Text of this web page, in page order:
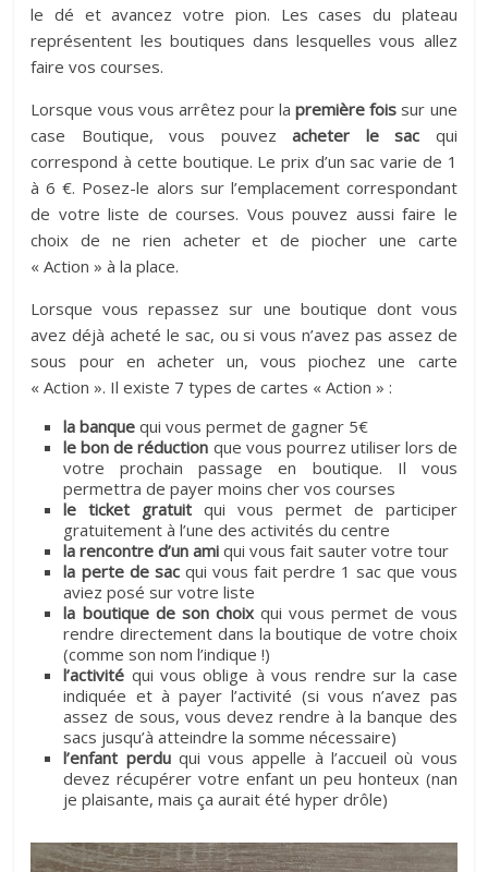
le dé et avancez votre pion. Les cases du plateau
représentent les boutiques dans lesquelles vous allez
faire vos courses.
Lorsque vous vous arrêtez pour la première fois sur une
case Boutique, vous pouvezacheter le sac qui
correspond à cette boutique. Le prix d’un sac varie de 1
à 6 €. Posez-le alors sur l’emplacement correspondant
de votre liste de courses. Vous pouvez aussi faire le
choix de ne rien acheter et de piocher une carte
« Action » à la place.
Lorsque vous repassez sur une boutique dont vous
avez déjà acheté le sac, ou si vous n’avez pas assez de
sous pour en acheter un, vous piochez une carte
« Action ». Il existe 7 types de cartes « Action » :
la banque qui vous permet de gagner 5€
le bon de réduction que vous pourrez utiliser lors de
votre prochain passage en boutique. Il vous
permettra de payer moins cher vos courses
le ticket gratuit qui vous permet de participer
gratuitement à l’une des activités du centre
la rencontre d’un amiqui vous fait sauter votre tour
la perte de sac qui vous fait perdre 1 sac que vous
aviez posé sur votre liste
la boutique de son choixqui vous permet de vous
rendre directement dans la boutique de votre choix
(comme son nom l’indique !)
l’activité qui vous oblige à vous rendre sur la case
indiquée et à payer l’activité (si vous n’avez pas
assez de sous, vous devez rendre à la banque des
sacs jusqu’à atteindre la somme nécessaire)
l’enfant perduqui vous appelle à l’accueil où vous
devez récupérer votre enfant un peu honteux (nan
je plaisante, mais ça aurait été hyper drôle)